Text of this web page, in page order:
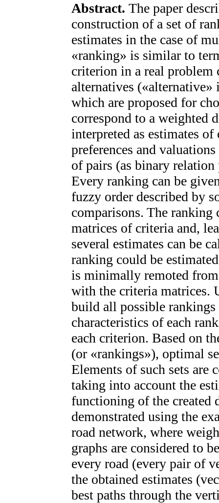
Abstract. The paper
construction of a set of
estimates in the case of
«ranking» is similar to
criterion in a real problem
alternatives («alternative»
which are proposed for
correspond to a weighted
interpreted as estimates
preferences and
of pairs (as binary
Every ranking can be
fuzzy order described by
comparisons. The ranking
matrices of criteria and,
several estimates can be
ranking could be
is minimally remoted
with the criteria matrices.
build all possible rankings
characteristics of each
each criterion. Based on
(or «rankings»), optimal
Elements of such sets are
taking into account the
functioning of the created
demonstrated using the
road network, where
graphs are considered to
every road (every pair of
the obtained estimates
best paths through the